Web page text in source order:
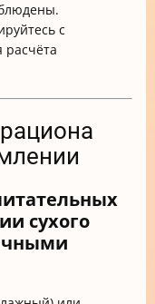
с
расчёта
сухого